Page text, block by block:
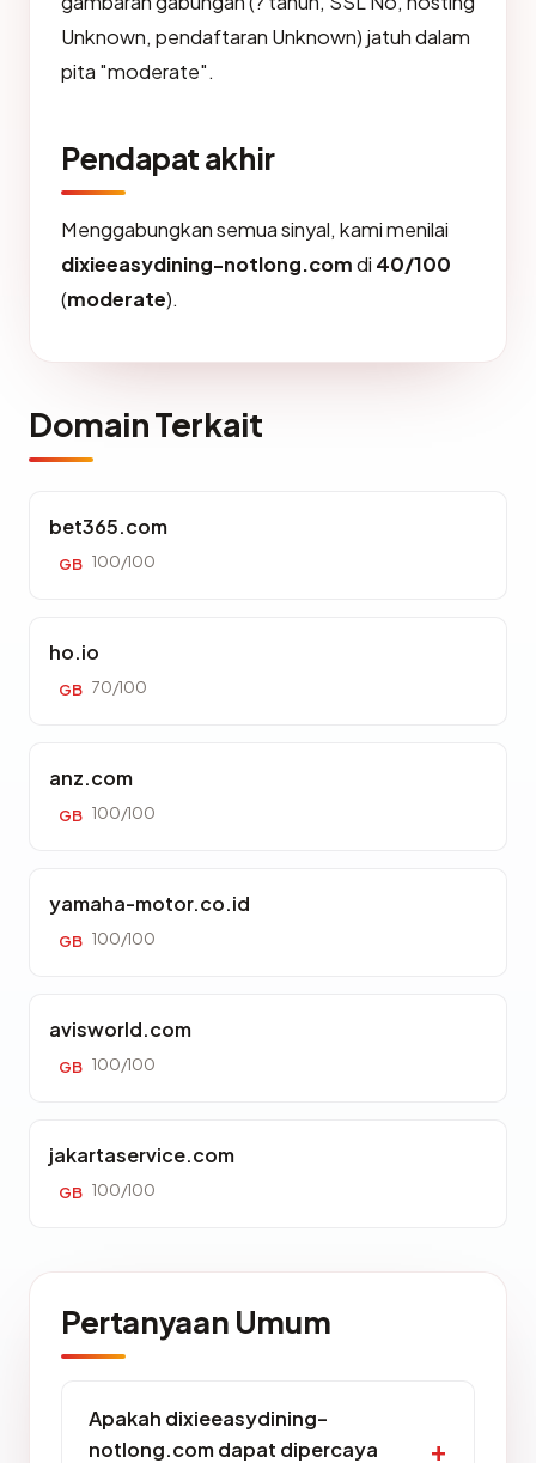
Unknown, pendaftaran Unknown) jatuh dalam
pita "moderate".
Pendapat akhir
Menggabungkan semua sinyal, kami menilai
dixieeasydining-notlong.comdi 40/100
(moderate).
Domain Terkait
bet365.com
GB 100/100
ho.io
GB 70/100
anz.com
GB 100/100
yamaha-motor.co.id
GB 100/100
avisworld.com
GB 100/100
jakartaservice.com
GB 100/100
Pertanyaan Umum
Apakah dixieeasydining-
notlong.com dapat dipercaya